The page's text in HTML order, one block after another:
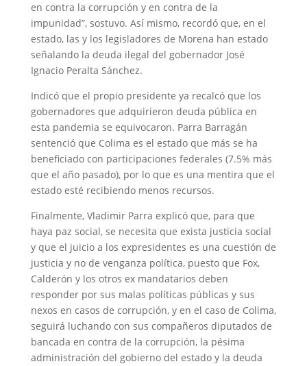
en contra la corrupción y en contra de la
impunidad”, sostuvo. Así mismo, recordó que, en el
estado, las y los legisladores de Morena han estado
señalando la deuda ilegal del gobernador José
Ignacio Peralta Sánchez.
Indicó que el propio presidente ya recalcó que los
gobernadores que adquirieron deuda pública en
esta pandemia se equivocaron. Parra Barragán
sentenció que Colima es el estado que más se ha
beneficiado con participaciones federales (7.5% más
que el año pasado), por lo que es una mentira que el
estado esté recibiendo menos recursos.
Finalmente, Vladimir Parra explicó que, para que
haya paz social, se necesita que exista justicia social
y que el juicio a los expresidentes es una cuestión de
justicia y no de venganza política, puesto que Fox,
Calderón y los otros ex mandatarios deben
responder por sus malas políticas públicas y sus
nexos en casos de corrupción, y en el caso de Colima,
seguirá luchando con sus compañeros diputados de
bancada en contra de la corrupción, la pésima
administración del gobierno del estado y la deuda